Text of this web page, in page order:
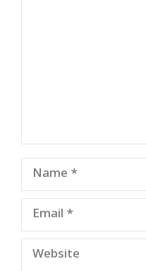
Name
Email
Website